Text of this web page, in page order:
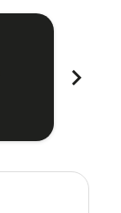
chevron_right